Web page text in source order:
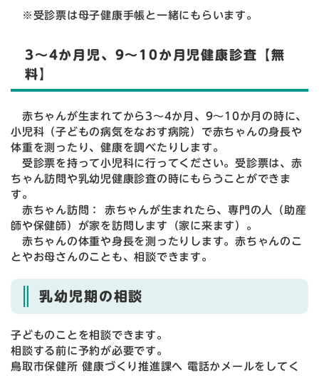
※受診票は母子健康手帳と一緒にもらいます。
3～4か月児、9～10か月児健康診査【無
料】
赤ちゃんが生まれてから3～4か月、9～10か月の時に、
小児科（子どもの病気をなおす病院）で赤ちゃんの身長や
体重を測ったり、健康を調べたりします。
受診票を持って小児科に行ってください。受診票は、赤
ちゃん訪問や乳幼児健康診査の時にもらうことができま
す。
赤ちゃん訪問： 赤ちゃんが生まれたら、専門の人（助産
師や保健師）が家を訪問します（家に来ます）。
赤ちゃんの体重や身長を測ったりします。赤ちゃんのこ
とやお母さんのことも、相談できます。
乳幼児期の相談
子どものことを相談できます。
相談する前に予約が必要です。
鳥取市保健所 健康づくり推進課へ 電話かメールをしてく